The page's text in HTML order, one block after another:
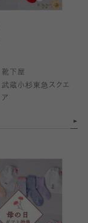
靴下屋
武蔵小杉東急スクエ
ア